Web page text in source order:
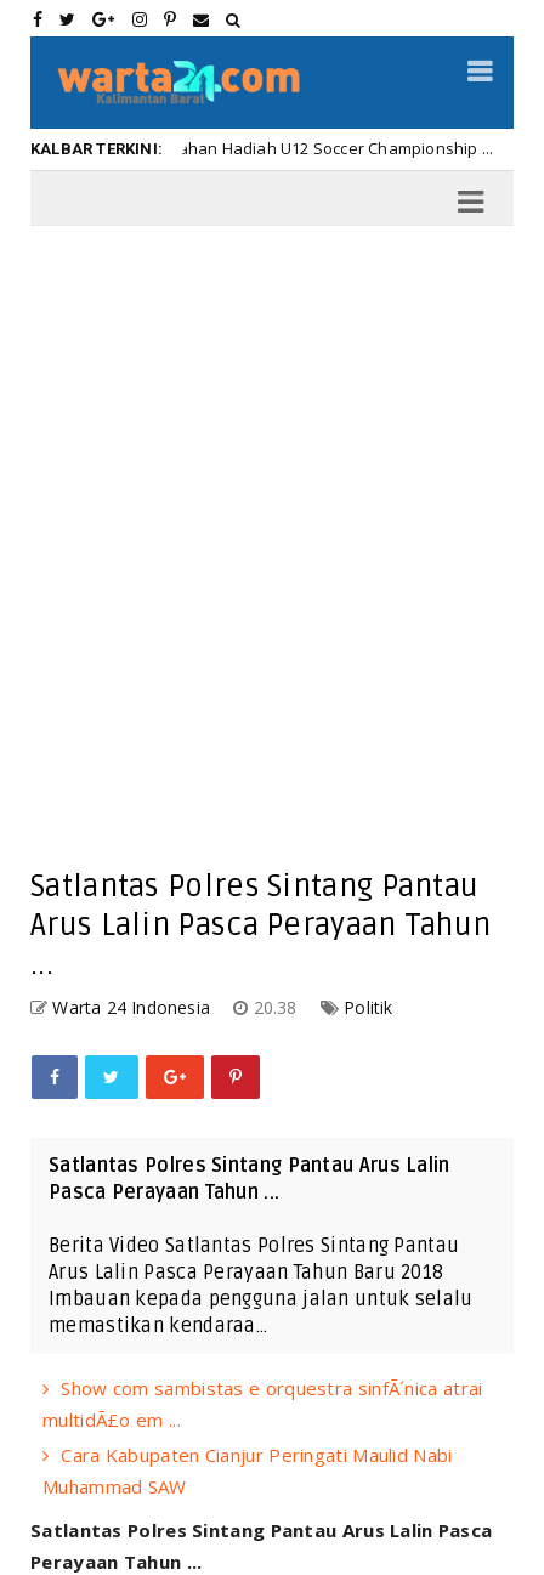
KALBAR TERKINI:
Penyerahan Hadiah U12 Soccer Championship ... Kalbar
Satlantas Polres Sintang Pantau
Arus Lalin Pasca Perayaan Tahun
...
Warta 24 Indonesia 20.38 Politik
Satlantas Polres Sintang Pantau Arus Lalin
Pasca Perayaan Tahun ...
Berita Video Satlantas Polres Sintang Pantau
Arus Lalin Pasca Perayaan Tahun Baru 2018
Imbauan kepada pengguna jalan untuk selalu
memastikan kendaraa…
Show com sambistas e orquestra sinfÃ´nica atrai
multidÃ£o em ...
Cara Kabupaten Cianjur Peringati Maulid Nabi
Muhammad SAW
Satlantas Polres Sintang Pantau Arus Lalin Pasca
Perayaan Tahun ...